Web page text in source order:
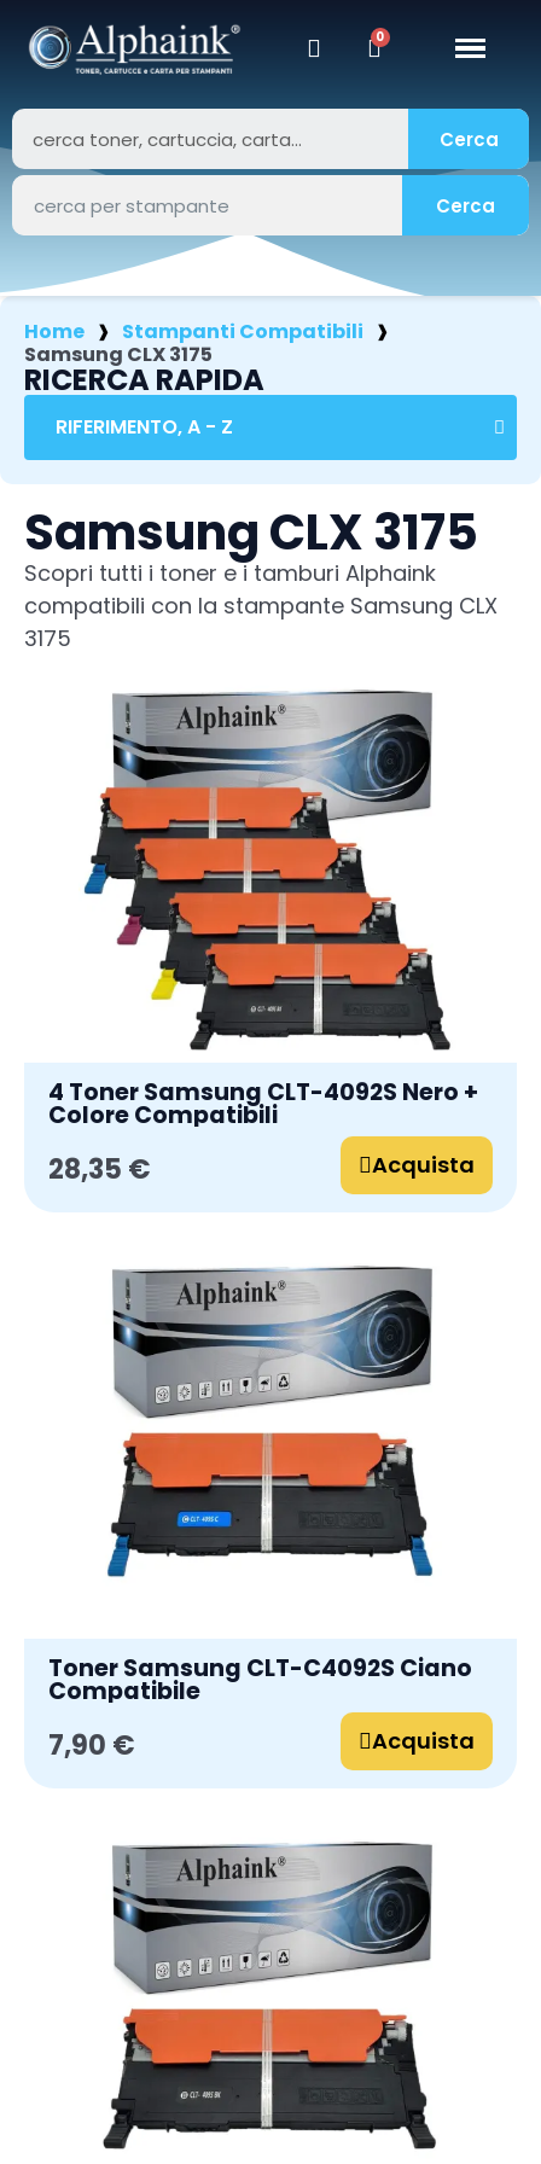
Cerca
Cerca
Home
Stampanti Compatibili
Samsung CLX 3175
RICERCA RAPIDA
Samsung CLX 3175
Scopri tutti i toner e i tamburi Alphaink
compatibili con la stampante Samsung CLX
3175
4 Toner Samsung CLT-4092S Nero +
Colore Compatibili
28,35 € Acquista
Toner Samsung CLT-C4092S Ciano
Compatibile
7,90 € Acquista